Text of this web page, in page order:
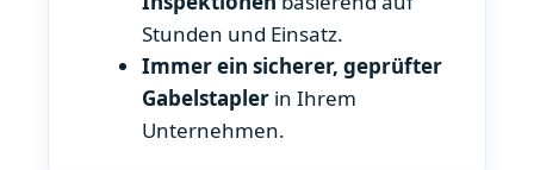
Stunden und Einsatz.
Immer ein sicherer, geprüfter
Gabelstapler in Ihrem
Unternehmen.